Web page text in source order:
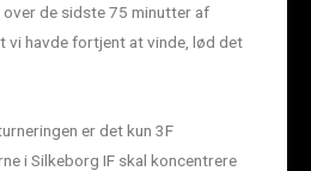
de sidste 75 minutter af
vi havde fortjent at vinde, lød det
er det kun 3F
i Silkeborg IF skal koncentrere